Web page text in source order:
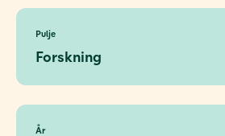
Pulje
Forskning
År